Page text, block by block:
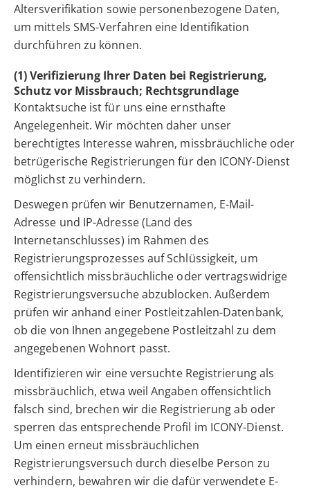
Altersverifikation sowie personenbezogene Daten,
um mittels SMS-Verfahren eine Identifikation
durchführen zu können.
(1) Verifizierung Ihrer Daten bei Registrierung,
Schutz vor Missbrauch; Rechtsgrundlage
Kontaktsuche ist für uns eine ernsthafte
Angelegenheit. Wir möchten daher unser
berechtigtes Interesse wahren, missbräuchliche oder
betrügerische Registrierungen für den ICONY-Dienst
möglichst zu verhindern.
Deswegen prüfen wir Benutzernamen, E-Mail-
Adresse und IP-Adresse (Land des
Internetanschlusses) im Rahmen des
Registrierungsprozesses auf Schlüssigkeit, um
offensichtlich missbräuchliche oder vertragswidrige
Registrierungsversuche abzublocken. Außerdem
prüfen wir anhand einer Postleitzahlen-Datenbank,
ob die von Ihnen angegebene Postleitzahl zu dem
angegebenen Wohnort passt.
Identifizieren wir eine versuchte Registrierung als
missbräuchlich, etwa weil Angaben offensichtlich
falsch sind, brechen wir die Registrierung ab oder
sperren das entsprechende Profil im ICONY-Dienst.
Um einen erneut missbräuchlichen
Registrierungsversuch durch dieselbe Person zu
verhindern, bewahren wir die dafür verwendete E-